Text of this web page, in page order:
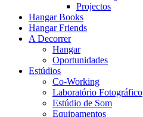
Projectos
Hangar Books
Hangar Friends
A Decorrer
Hangar
Oportunidades
Estúdios
Co-Working
Laboratório Fotográfico
Estúdio de Som
Equipamentos